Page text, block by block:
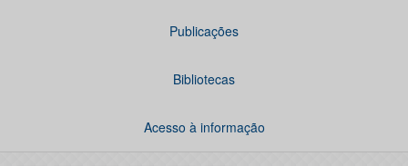
Publicações
Bibliotecas
Acesso à informação